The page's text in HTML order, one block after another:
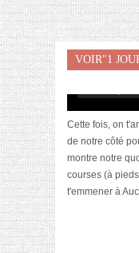
VOIR"1
[Video]
Cette fois, on
de notre côté
montre notre
courses (à
t'emmener à